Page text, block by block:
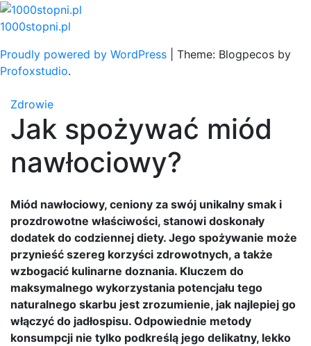
Skip
to
1000stopni.pl
Proudly powered by WordPress
Theme: Blogpecos by
Profoxstudio.
Zdrowie
Jak spożywać miód
nawłociowy?
Miód nawłociowy, ceniony za swój unikalny smak i
prozdrowotne właściwości, stanowi doskonały
dodatek do codziennej diety. Jego spożywanie może
przynieść szereg korzyści zdrowotnych, a także
wzbogacić kulinarne doznania. Kluczem do
maksymalnego wykorzystania potencjału tego
naturalnego skarbu jest zrozumienie, jak najlepiej go
włączyć do jadłospisu. Odpowiednie metody
konsumpcji nie tylko podkreślą jego delikatny, lekko